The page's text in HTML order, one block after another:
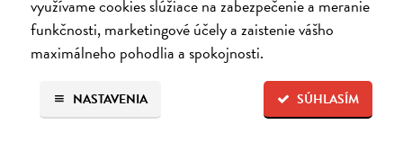
využívame cookies slúžiace na zabezpečenie a meranie
funkčnosti, marketingové účely a zaistenie vášho
maximálneho pohodlia a spokojnosti.
SÚHLASÍM
NASTAVENIA
18,24 €